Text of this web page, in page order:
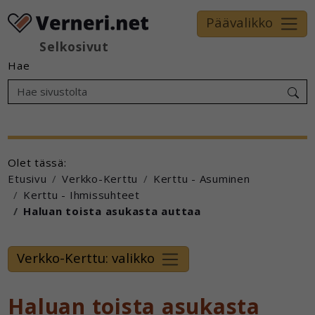
Selkosivut
Päävalikko
Hae
Olet tässä:
Etusivu
Verkko-Kerttu
Kerttu - Asuminen
Kerttu - Ihmissuhteet
Haluan toista asukasta auttaa
Verkko-Kerttu: valikko
Haluan toista asukasta